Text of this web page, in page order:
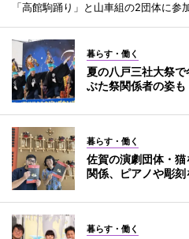
「高館駒踊り」と山車組の2団体に参
暮らす・働く
夏の八戸三社大祭
ぶた祭関係者の姿も
暮らす・働く
佐賀の演劇団体・
関係、ピアノや彫刻
暮らす・働く